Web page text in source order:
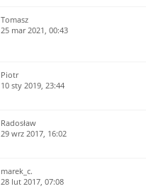
Tomasz
25 mar 2021, 00:43
Piotr
10 sty 2019, 23:44
Radosław
29 wrz 2017, 16:02
marek_c.
28 lut 2017, 07:08